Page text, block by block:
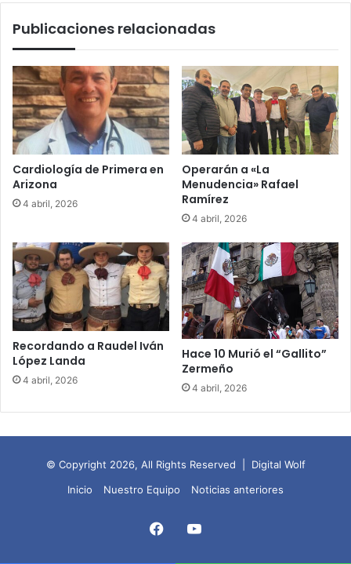
Publicaciones relacionadas
Cardiología de Primera en
Arizona
4 abril, 2026
Operarán a «La
Menudencia» Rafael
Ramírez
4 abril, 2026
Recordando a Raudel Iván
López Landa
4 abril, 2026
Hace 10 Murió el “Gallito”
Zermeño
4 abril, 2026
© Copyright 2026, All Rights Reserved | Digital Wolf
Inicio
Nuestro Equipo Noticias anteriores
FacebookYouTube